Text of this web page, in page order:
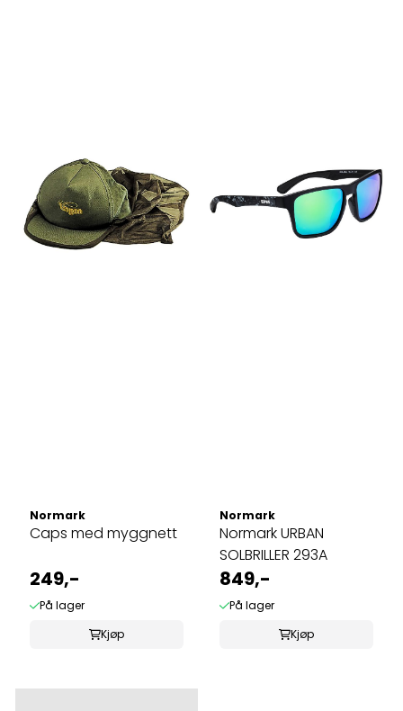
Normark
Caps med myggnett
249,-
På lager
Kjøp
Normark
Normark URBAN
SOLBRILLER 293A
849,-
På lager
Kjøp